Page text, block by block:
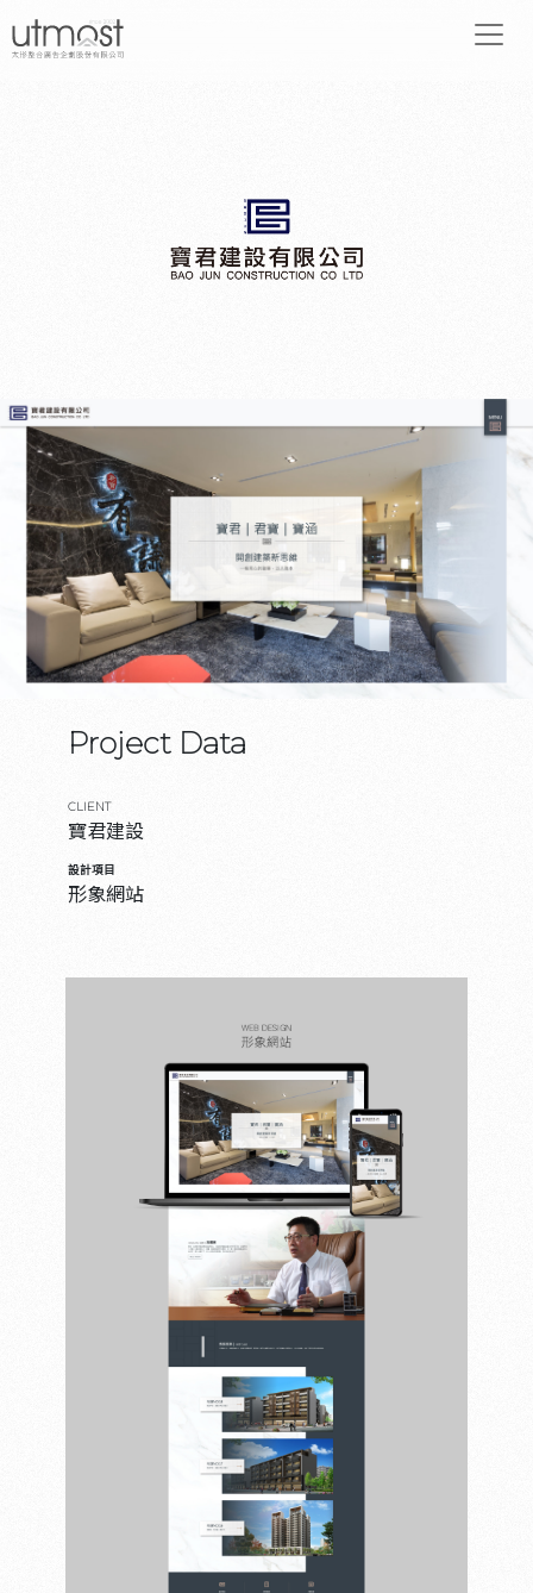
Project Data
CLIENT
寶君建設
設計項目
形象網站